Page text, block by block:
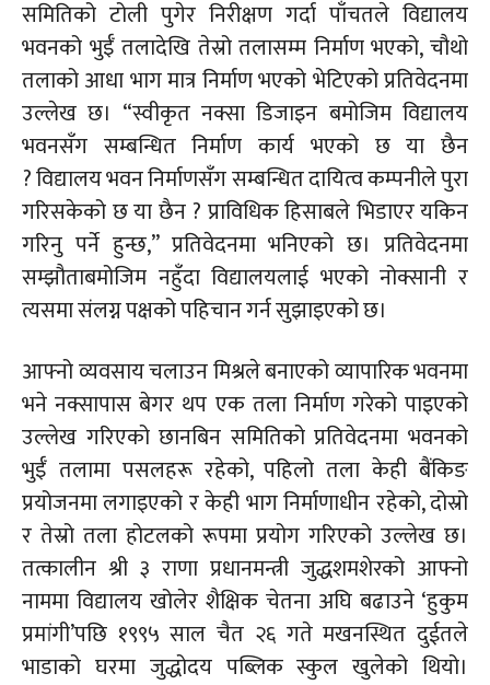
समितिको टोली पुगेर निरीक्षण गर्दा पाँचतले विद्यालय
भवनको भुईँतलादेखि तेस्रो तलासम्म निर्माण भएको, चौथो
तलाको आधा भाग मात्र निर्माण भएको भेटिएको प्रतिवेदनमा
उल्लेख छ। “स्वीकृत नक्सा डिजाइन बमोजिम विद्यालय
भवनसँग सम्बन्धित निर्माण कार्य भएको छ या छैन
?विद्यालय भवन निर्माणसँग सम्बन्धित दायित्व कम्पनीले पुरा
गरिसकेको छ याछैन ? प्राविधिक हिसाबले भिडाएर यकिन
गरिनु पर्ने हुन्छ,” प्रतिवेदनमा भनिएको छ। प्रतिवेदनमा
सम्झौताबमोजिम नहुँदा विद्यालयलाई भएको नोक्सानी र
त्यसमा संलग्न पक्षको पहिचान गर्न सुझाइएको छ।
आफ्नो व्यवसाय चलाउन मिश्रले बनाएको व्यापारिक भवनमा
भने नक्सापास बेगर थप एक तला निर्माण गरेको पाइएको
उल्लेख गरिएको छानबिन समितिको प्रतिवेदनमा भवनको
भुईँ तलामा पसलहरू रहेको, पहिलो तला केही बैंकिङ
प्रयोजनमा लगाइएको र केही भाग निर्माणाधीन रहेको, दोस्रो
र तेस्रो तला होटलको रूपमा प्रयोग गरिएको उल्लेख छ।
तत्कालीन श्री ३ राणा प्रधानमन्त्री जुद्धशमशेरको आफ्नो
नाममा विद्यालय खोलेर शैक्षिक चेतना अघि बढाउने ‘हुकुम
प्रमांगी’पछि १९९५ साल चैत २६ गतेमखनस्थित दुईतले
भाडाको घरमा जुद्धोदय पब्लिक स्कुल खुलेको थियो।